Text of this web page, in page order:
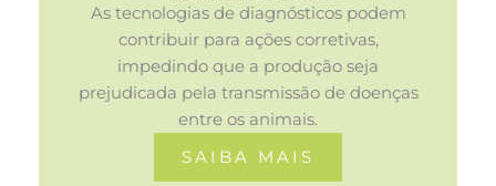
As tecnologias de diagnósticos podem
contribuir para ações corretivas,
impedindo que a produção seja
prejudicada pela transmissão de doenças
entre os animais.
SAIBA MAIS